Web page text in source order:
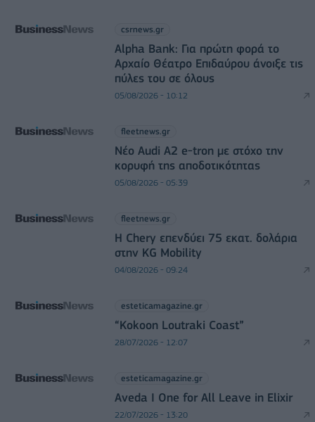
csrnews.gr
Alpha Bank: Για πρώτη φορά το
Αρχαίο Θέατρο Επιδαύρου άνοιξε τις
πύλες του σε όλους
05/08/2026 - 10:12
fleetnews.gr
Νέο Audi A2 e-tron με στόχο την
κορυφή της αποδοτικότητας
05/08/2026 - 05:39
fleetnews.gr
Η Chery επενδύει 75 εκατ. δολάρια
στην KG Mobility
04/08/2026 - 09:24
esteticamagazine.gr
“Kokoon Loutraki Coast”
28/07/2026 - 12:07
esteticamagazine.gr
Aveda I One for All Leave in Elixir
22/07/2026 - 13:20